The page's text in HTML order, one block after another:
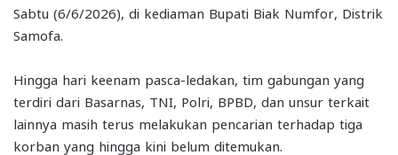
Sabtu (6/6/2026), di kediaman Bupati Biak Numfor, Distrik
Samofa.
Hingga hari keenam pasca-ledakan, tim gabungan yang
terdiri dari Basarnas, TNI, Polri, BPBD, dan unsur terkait
lainnya masih terus melakukan pencarian terhadap tiga
korban yang hingga kini belum ditemukan.